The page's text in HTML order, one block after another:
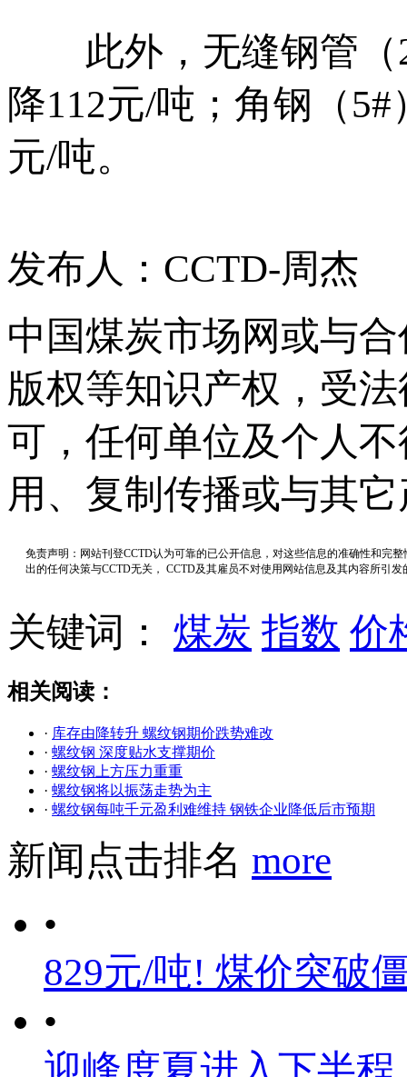
此外，无缝钢管（
降112元/吨；角钢（
元/吨。
发布人：CCTD-周杰
中国煤炭市场网或与
版权等知识产权，受
可，任何单位及个人
用、复制传播或与其
免责声明：网站刊登CCTD认为可靠的已公开信息，对这些信息的准确性和完
出的任何决策与CCTD无关， CCTD及其雇员不对使用网站信息及其内容所引
关键词： 煤炭 指数 价
相关阅读：
· 库存由降转升 螺纹钢期价跌势难改
· 螺纹钢 深度贴水支撑期价
· 螺纹钢上方压力重重
· 螺纹钢将以振荡走势为主
· 螺纹钢每吨千元盈利难维持 钢铁企业降低后市预期
新闻点击排名 more
•
829元/吨! 煤价突破
•